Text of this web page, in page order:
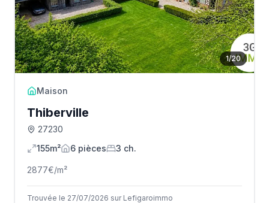
1/20
Maison
Thiberville
27230
155m²
6 pièces 3 ch.
2877€/m²
Trouvée le 27/07/2026 sur Lefigaroimmo